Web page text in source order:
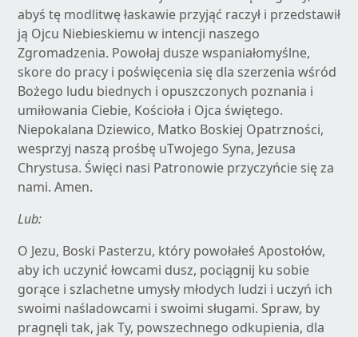
abyś tę modlitwę łaskawie przyjąć raczył i przedstawił
ją Ojcu Niebieskiemu w intencji naszego
Zgromadzenia. Powołaj dusze wspaniałomyślne,
skore do pracy i poświęcenia się dla szerzenia wśród
Bożego ludu biednych i opuszczonych poznania i
umiłowania Ciebie, Kościoła i Ojca świętego.
Niepokalana Dziewico, Matko Boskiej Opatrzności,
wesprzyj naszą prośbę uTwojego Syna, Jezusa
Chrystusa. Święci nasi Patronowie przyczyńcie się za
nami. Amen.
Lub:
O Jezu, Boski Pasterzu, który powołałeś Apostołów,
aby ich uczynić łowcami dusz, pociągnij ku sobie
gorące i szlachetne umysły młodych ludzi i uczyń ich
swoimi naśladowcami i swoimi sługami. Spraw, by
pragnęli tak, jak Ty, powszechnego odkupienia, dla